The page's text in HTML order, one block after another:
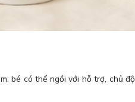
bé có thể ngồi với hỗ trợ, chủ